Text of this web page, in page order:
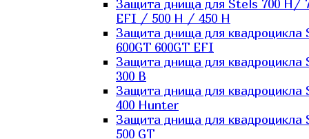
Защита днища для Stels 700 H/
EFI / 500 H / 450 H
Защита днища для квадроцикла
600GT 600GT EFI
Защита днища для квадроцикла
300 B
Защита днища для квадроцикла
400 Hunter
Защита днища для квадроцикла
500 GT